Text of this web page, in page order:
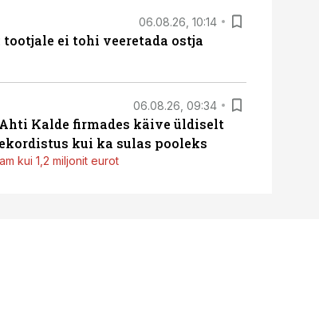
06.08.26, 10:14
ei tohi veeretada ostja
06.08.26, 09:34
Kalde firmades käive üldiselt
kui ka sulas pooleks
kui 1,2 miljonit eurot